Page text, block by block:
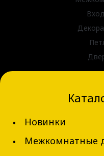
г.
Новинки
Межкомнатные